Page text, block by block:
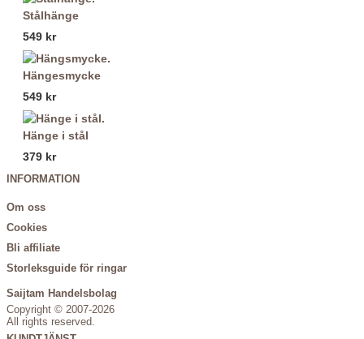
Stålhänge
549 kr
Hängesmycke
549 kr
Hänge i stål
379 kr
INFORMATION
Om oss
Cookies
Bli affiliate
Storleksguide för ringar
Saijtam Handelsbolag
Copyright © 2007-2026
All rights reserved.